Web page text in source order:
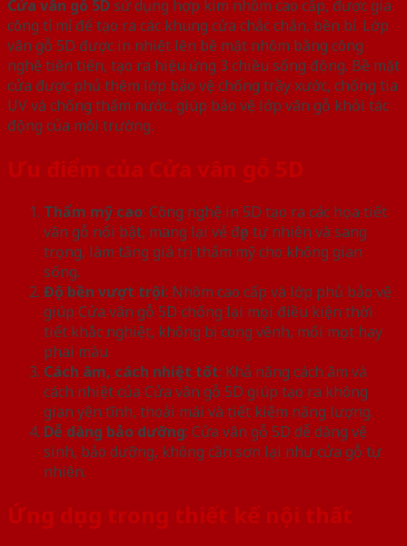
Cửa vân gỗ 5Dsử dụng hợp kim nhôm cao cấp, được gia
công tỉ mỉ để tạo ra các khung cửa chắc chắn, bền bỉ. Lớp
vân gỗ 5D được in nhiệt lên bề mặt nhôm bằng công
nghệ tiên tiến, tạo ra hiệu ứng 3 chiều sống động. Bề mặt
cửa được phủ thêm lớp bảo vệ chống trầy xước, chống tia
UV và chống thấm nước, giúp bảo vệ lớp vân gỗ khỏi tác
động của môi trường.
Ưu điểm của Cửa vân gỗ 5D
Thẩm mỹ cao: Công nghệ in 5D tạo ra các họa tiết
vân gỗ nổi bật, mang lại vẻ đẹp tự nhiên và sang
trọng, làm tăng giá trị thẩm mỹ cho không gian
sống.
Độ bền vượt trội: Nhôm cao cấp và lớp phủ bảo vệ
giúp Cửa vân gỗ 5D chống lại mọi điều kiện thời
tiết khắc nghiệt, không bị cong vênh, mối mọt hay
phai màu.
Cách âm, cách nhiệt tốt: Khả năng cách âm và
cách nhiệt của Cửa vân gỗ 5D giúp tạo ra không
gian yên tĩnh, thoải mái và tiết kiệm năng lượng.
Dễ dàng bảo dưỡng: Cửa vân gỗ 5D dễ dàng vệ
sinh, bảo dưỡng, không cần sơn lại như cửa gỗ tự
nhiên.
Ứng dụng trong thiết kế nội thất